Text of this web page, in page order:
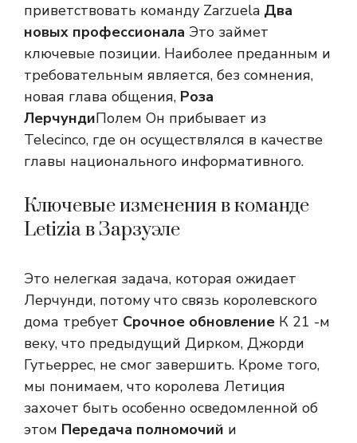
приветствовать команду Zarzuela Два
новых профессионала Это займет
ключевые позиции. Наиболее преданным и
требовательным является, без сомнения,
новая глава общения, Роза
ЛерчундиПолем Он прибывает из
Telecinco, где он осуществлялся в качестве
главы национального информативного.
Ключевые изменения в команде
Letizia в Зарзуэле
Это нелегкая задача, которая ожидает
Лерчунди, потому что связь королевского
дома требует Срочное обновление К 21 -м
веку, что предыдущий Дирком, Джорди
Гутьеррес, не смог завершить. Кроме того,
мы понимаем, что королева Летиция
захочет быть особенно осведомленной об
этом Передача полномочий и